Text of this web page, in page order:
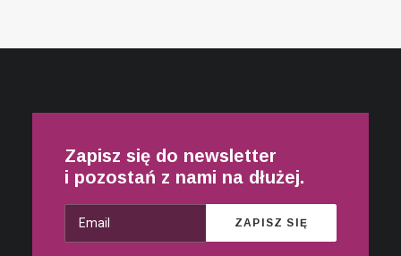
Zapisz się do newsletter
i pozostań z nami na dłużej.